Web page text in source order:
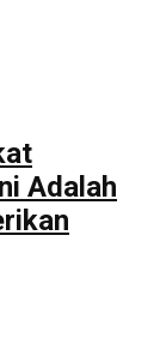
Adalah